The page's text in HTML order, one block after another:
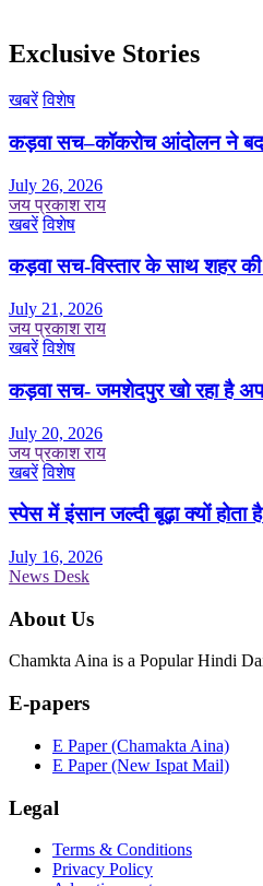
Exclusive Stories
खबरें विशेष
कड़वा सच–कॉकरोच आंदोलन ने
July 26, 2026
जय प्रकाश राय
खबरें विशेष
कड़वा सच-विस्तार के साथ शहर की
July 21, 2026
जय प्रकाश राय
खबरें विशेष
कड़वा सच- जमशेदपुर खो रहा है
July 20, 2026
जय प्रकाश राय
खबरें विशेष
स्पेस में इंसान जल्दी बूढ़ा क्यों
July 16, 2026
News Desk
About Us
Chamkta Aina is a Popular Hindi
E-papers
E Paper (Chamakta Aina)
E Paper (New Ispat Mail)
Legal
Terms & Conditions
Privacy Policy